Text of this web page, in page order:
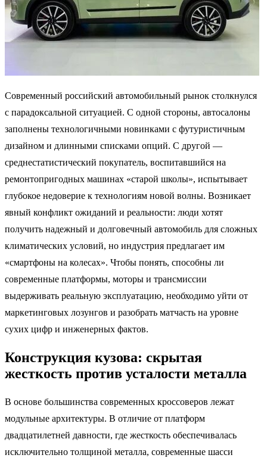
Современный российский автомобильный рынок столкнулся
с парадоксальной ситуацией. С одной стороны, автосалоны
заполнены технологичными новинками с футуристичным
дизайном и длинными списками опций. С другой —
среднестатистический покупатель, воспитавшийся на
ремонтопригодных машинах «старой школы», испытывает
глубокое недоверие к технологиям новой волны. Возникает
явный конфликт ожиданий и реальности: люди хотят
получить надежный и долговечный автомобиль для сложных
климатических условий, но индустрия предлагает им
«смартфоны на колесах». Чтобы понять, способны ли
современные платформы, моторы и трансмиссии
выдерживать реальную эксплуатацию, необходимо уйти от
маркетинговых лозунгов и разобрать матчасть на уровне
сухих цифр и инженерных фактов.
Конструкция кузова: скрытая
жесткость против усталости металла
В основе большинства современных кроссоверов лежат
модульные архитектуры. В отличие от платформ
двадцатилетней давности, где жесткость обеспечивалась
исключительно толщиной металла, современные шасси